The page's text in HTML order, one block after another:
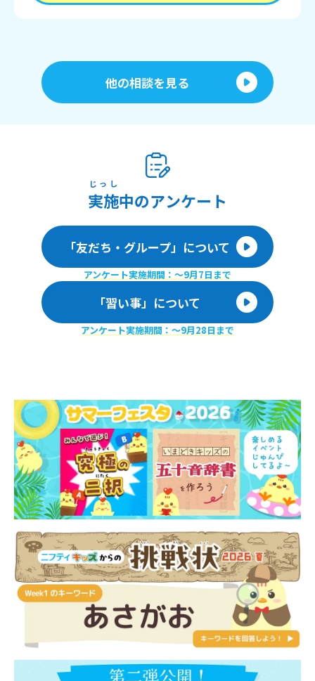
他の相談を見る
実施
じっし
中のアンケート
「友だち・グループ」について
アンケート実施期間：〜9月7日まで
「習い事」について
アンケート実施期間：〜9月28日まで